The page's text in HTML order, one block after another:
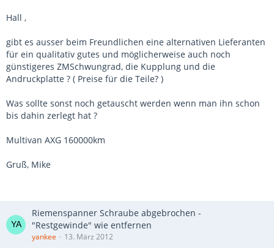
Hall ,
gibt es ausser beim Freundlichen eine alternativen Lieferanten
für ein qualitativ gutes und möglicherweise auch noch
günstigeres ZMSchwungrad, die Kupplung und die
Andruckplatte ? ( Preise für die Teile? )
Was sollte sonst noch getauscht werden wenn man ihn schon
bis dahin zerlegt hat ?
Multivan AXG 160000km
Gruß, Mike
Riemenspanner Schraube abgebrochen -
"Restgewinde" wie entfernen
yankee 13. März 2012